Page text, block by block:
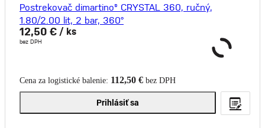
Postrekovač dimartino® CRYSTAL 360, ručný,
1.80/2.00 lit, 2 bar, 360°
12,50 € / ks
bez DPH
Cena za logistické balenie: 112,50 € bez DPH
Prihlásiť sa